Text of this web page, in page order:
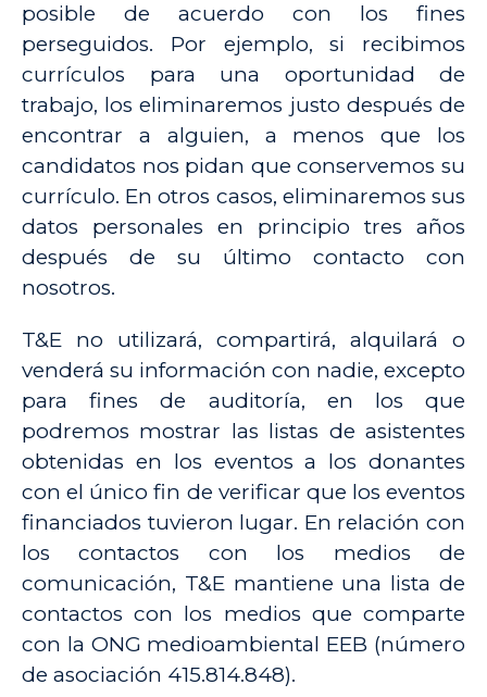
posible de acuerdo con los fines
perseguidos. Por ejemplo, si recibimos
currículos para una oportunidad de
trabajo, los eliminaremos justo después de
encontrar a alguien, a menos que los
candidatos nos pidan que conservemos su
currículo. En otros casos, eliminaremos sus
datos personales en principio tres años
después de su último contacto con
nosotros.
T&E no utilizará, compartirá, alquilará o
venderá su información con nadie, excepto
para fines de auditoría, en los que
podremos mostrar las listas de asistentes
obtenidas en los eventos a los donantes
con el único fin de verificar que los eventos
financiados tuvieron lugar. En relación con
los contactos con los medios de
comunicación, T&E mantiene una lista de
contactos con los medios que comparte
con la ONG medioambiental EEB (número
de asociación 415.814.848).